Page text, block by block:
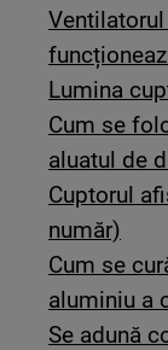
Lumina
Cum se
aluatul de
Cuptorul
număr)
Cum se
aluminiu a
Se adună